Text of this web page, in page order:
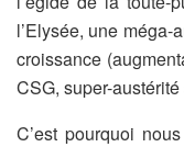
l’Elysée, une
croissance
CSG, super-
C’est pourquoi